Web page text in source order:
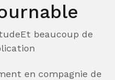
beaucoup de
en compagnie de